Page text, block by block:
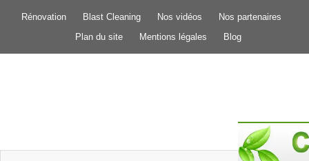
Rénovation Blast Cleaning Nos vidéos
Nos partenaires
Plan du site
Mentions légales Blog